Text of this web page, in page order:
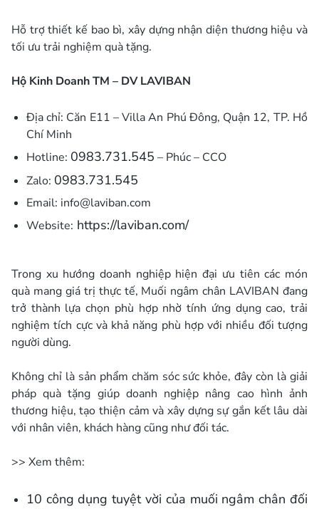
Hỗ trợ thiết kế bao bì, xây dựng nhận diện thương hiệu và
tối ưu trải nghiệm quà tặng.
Hộ Kinh Doanh TM – DV LAVIBAN
Địa chỉ: Căn E11 – Villa An Phú Đông, Quận 12, TP. Hồ
Chí Minh
Hotline: 0983.731.545 – Phúc – CCO
Zalo: 0983.731.545
Email: info@laviban.com
Website: https://laviban.com/
Trong xu hướng doanh nghiệp hiện đại ưu tiên các món
quà mang giá trị thực tế, Muối ngâm chân LAVIBAN đang
trở thành lựa chọn phù hợp nhờ tính ứng dụng cao, trải
nghiệm tích cực và khả năng phù hợp với nhiều đối tượng
người dùng.
Không chỉ là sản phẩm chăm sóc sức khỏe, đây còn là giải
pháp quà tặng giúp doanh nghiệp nâng cao hình ảnh
thương hiệu, tạo thiện cảm và xây dựng sự gắn kết lâu dài
với nhân viên, khách hàng cũng như đối tác.
>> Xem thêm:
10 công dụng tuyệt vời của muối ngâm chân đối